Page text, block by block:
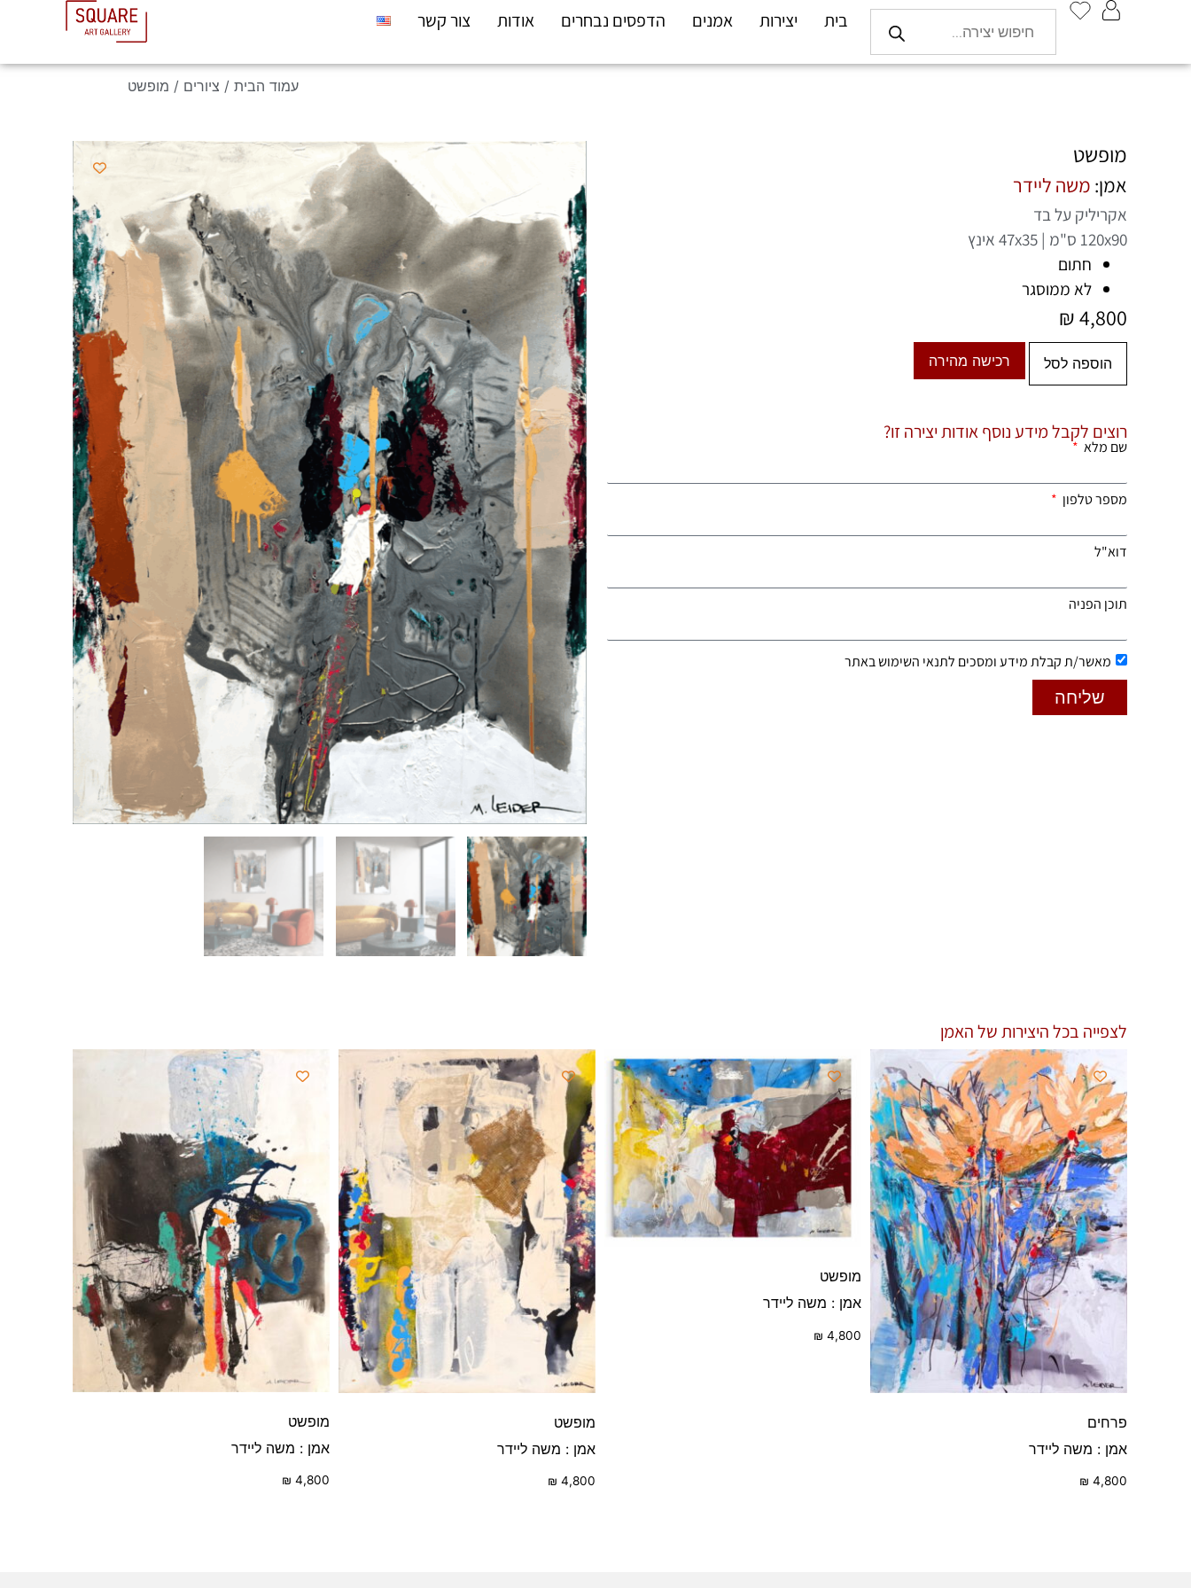
בית יצירות אמנים הדפסים נבחרים אודות צור קשר
עמוד הבית / ציורים / מופשט
מופשט
אמן: משה ליידר
אקריליק על בד
120x90 ס"מ | 47x35 אינץ
חתום
לא ממוסגר
₪4,800
הוספה לסל רכישה מהירה
רוצים לקבל מידע נוסף אודות יצירה זו?
שם מלא
מספר טלפון
דוא"ל
תוכן הפניה
מאשר/ת קבלת מידע ומסכים לתנאי השימוש באתר
שליחה
לצפייה בכל היצירות של האמן
פרחים
אמן : משה ליידר
₪ 4,800
מופשט
אמן : משה ליידר
₪ 4,800
מופשט
אמן : משה ליידר
₪ 4,800
מופשט
אמן : משה ליידר
₪ 4,800